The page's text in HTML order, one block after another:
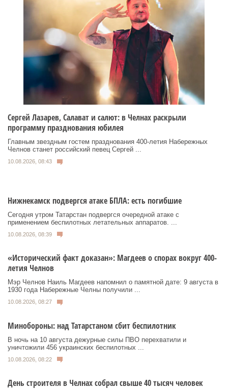
Сергей Лазарев, Салават и салют: в Челнах раскрыли
программу празднования юбилея
Главным звездным гостем празднования 400-летия Набережных
Челнов станет российский певец Сергей ...
10.08.2026, 08:43
Нижнекамск подвергся атаке БПЛА: есть погибшие
Сегодня утром Татарстан подвергся очередной атаке с
применением беспилотных летательных аппаратов. ...
10.08.2026, 08:39
«Исторический факт доказан»: Магдеев о спорах вокруг 400-
летия Челнов
Мэр Челнов Наиль Магдеев напомнил о памятной дате: 9 августа в
1930 года Набережные Челны получили ...
10.08.2026, 08:27
Минобороны: над Татарстаном сбит беспилотник
В ночь на 10 августа дежурные силы ПВО перехватили и
уничтожили 456 украинских беспилотных ...
10.08.2026, 08:22
День строителя в Челнах собрал свыше 40 тысяч человек